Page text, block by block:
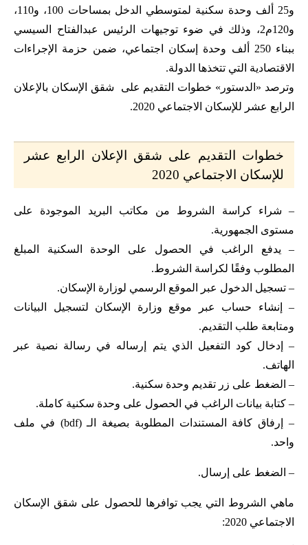
و25 ألف وحدة سكنية لمتوسطي الدخل بمساحات 100، و110،
و120م2، وذلك في ضوء توجيهات الرئيس عبدالفتاح السيسي
ببناء 250 ألف وحدة إسكان اجتماعي، ضمن حزمة الإجراءات
الاقتصادية التي تتخذها الدولة.
وترصد «الدستور» خطوات التقديم على شقق الإسكان بالإعلان
الرابع عشر للإسكان الاجتماعي 2020.
خطوات التقديم على شقق الإعلان الرابع عشر
للإسكان الاجتماعي 2020
– شراء كراسة الشروط من مكاتب البريد الموجودة على
مستوى الجمهورية.
– يدفع الراغب في الحصول على الوحدة السكنية المبلغ
المطلوب وفقًا لكراسة الشروط.
– تسجيل الدخول عبر الموقع الرسمي لوزارة الإسكان.
– إنشاء حساب عبر موقع وزارة الإسكان لتسجيل البيانات
ومتابعة طلب التقديم.
– إدخال كود التفعيل الذي يتم إرساله في رسالة نصية عبر
الهاتف.
– الضغط على زر تقديم وحدة سكنية.
– كتابة بيانات الراغب في الحصول على وحدة سكنية كاملة.
– إرفاق كافة المستندات المطلوبة بصيغة الـ (bdf) في ملف
واحد.
– الضغط على إرسال.
ماهي الشروط التي يجب توافرها للحصول على شقق الإسكان
الاجتماعي 2020: